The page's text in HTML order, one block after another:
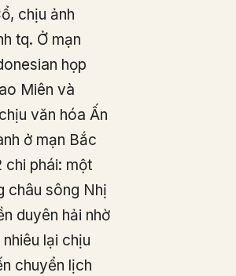
chịu ảnh
tq. Ở mạn
họp
Miên và
văn hóa Ấn
ở mạn Bắc
chi phái: một
châu sông Nhị
duyên hải nhờ
lại chịu
chuyển lịch